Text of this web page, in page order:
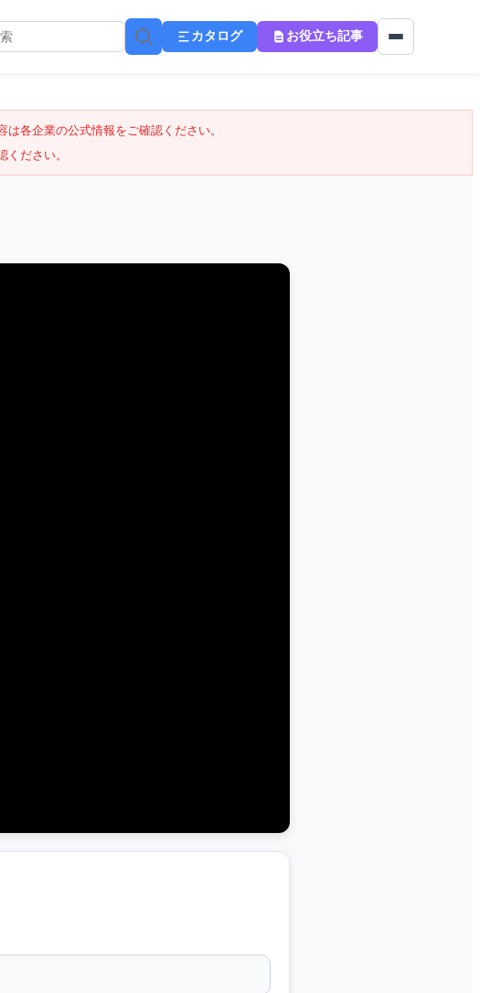
カタログ お役立ち記事
各企業の公式情報をご確認ください。
ください。